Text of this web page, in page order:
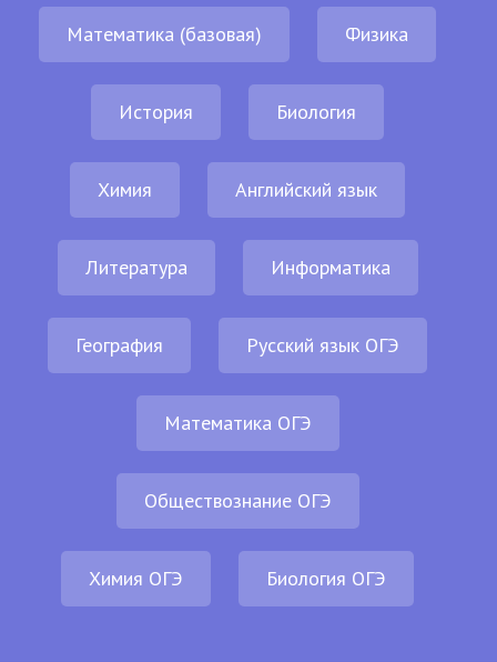
Математика (базовая) Физика
История Биология
Химия Английский язык
Литература Информатика
География Русский язык ОГЭ
Математика ОГЭ
Обществознание ОГЭ
Химия ОГЭ Биология ОГЭ